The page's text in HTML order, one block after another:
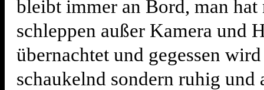
bleibt immer an Bord, man hat
schleppen außer Kamera und
übernachtet und gegessen
schaukelnd sondern ruhig und